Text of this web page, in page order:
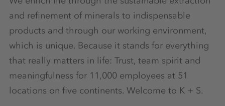
and refinement of minerals to indispensable
products and through our working environment,
which is unique. Because it stands for everything
that really matters in life: Trust, team spirit and
meaningfulness for 11,000 employees at 51
locations on five continents. Welcome to K + S.